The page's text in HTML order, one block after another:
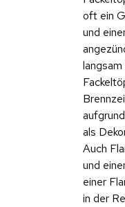
oft ein
und
als
Auch
und
einer
in der